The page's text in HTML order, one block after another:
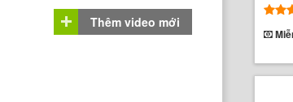
Thêm video mới